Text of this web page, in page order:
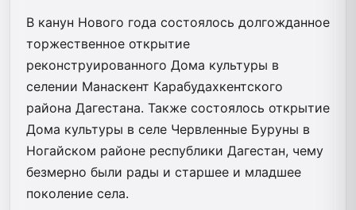
В канун Нового года состоялось долгожданное
торжественное открытие
реконструированного Дома культуры в
селении Манаскент Карабудахкентского
района Дагестана. Также состоялось открытие
Дома культуры в селе Червленные Буруны в
Ногайском районе республики Дагестан, чему
безмерно были рады и старшее и младшее
поколение села.